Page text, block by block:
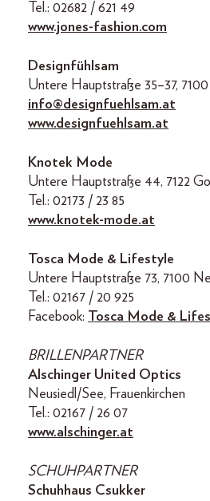
Tel.: 02682 / 621 49
www.jones-fashion.com
Designfühlsam
Untere Hauptstraße 35–37,
info@designfuehlsam.at
www.designfuehlsam.at
Knotek Mode
Untere Hauptstraße 44, 7122
Tel.: 02173 / 23 85
www.knotek-mode.at
Tosca Mode & Lifestyle
Untere Hauptstraße 73, 7100
Tel.: 02167 / 20 925
Facebook: Tosca Mode &
BRILLENPARTNER
Alschinger United Optics
Neusiedl/See, Frauenkirchen
Tel.: 02167 / 26 07
www.alschinger.at
SCHUHPARTNER
Schuhhaus Csukker